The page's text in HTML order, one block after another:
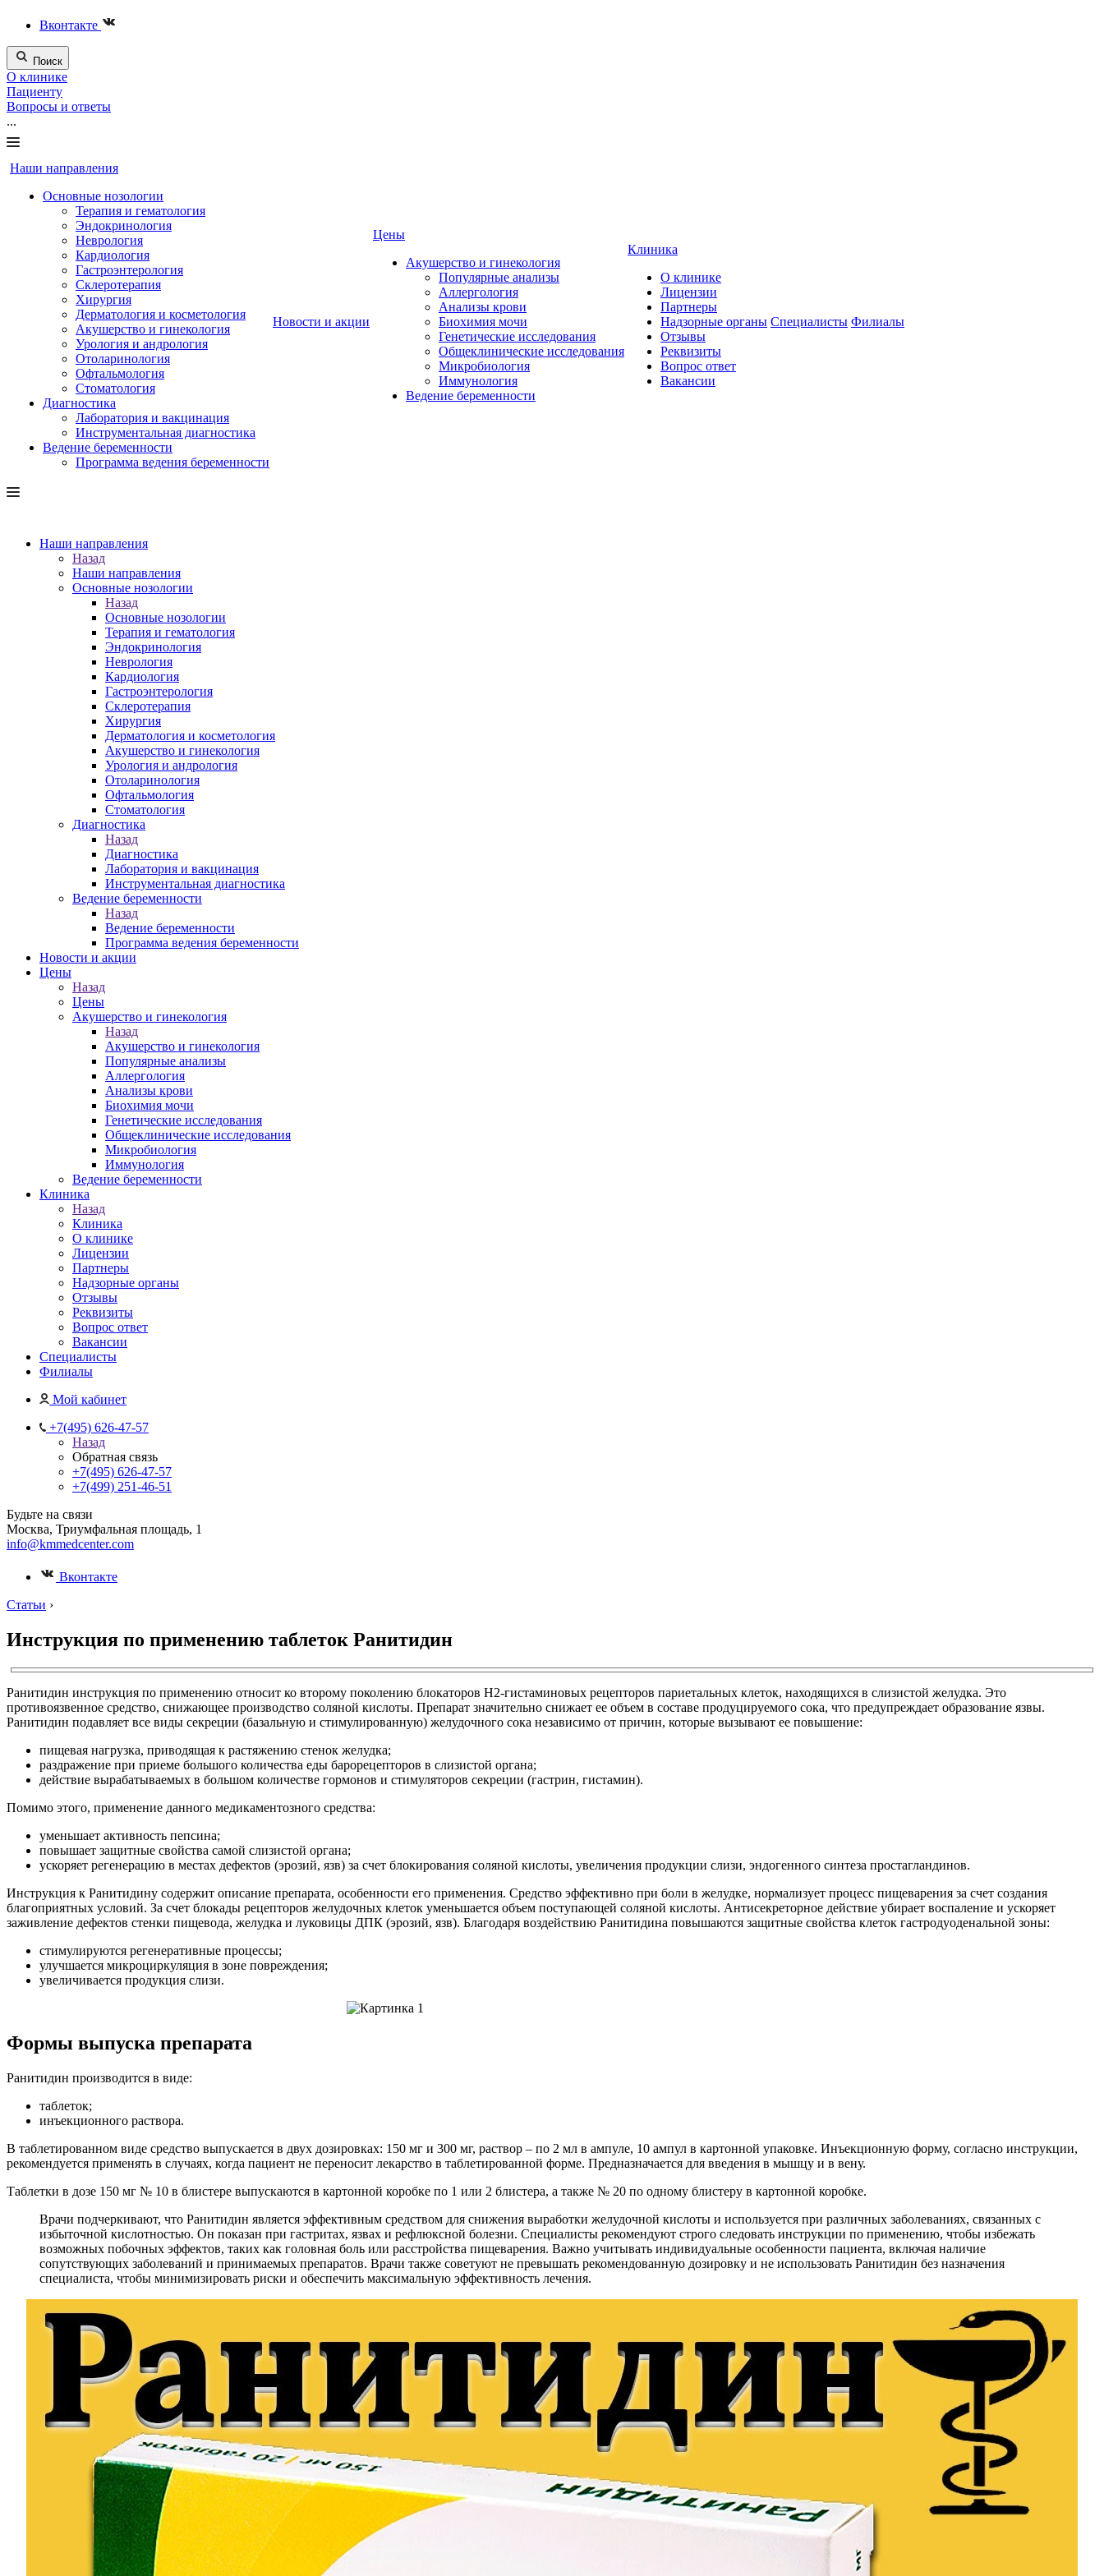
Вконтакте
Поиск
О клинике
Пациенту
Вопросы и ответы
...
Наши направления
Основные нозологии
Терапия и гематология
Эндокринология
Неврология
Кардиология
Гастроэнтерология
Склеротерапия
Хирургия
Дерматология и косметология
Акушерство и гинекология
Урология и андрология
Отоларинология
Офтальмология
Стоматология
Диагностика
Лаборатория и вакцинация
Инструментальная диагностика
Ведение беременности
Программа ведения беременности
Новости и акции
Цены
Акушерство и гинекология
Популярные анализы
Аллергология
Анализы крови
Биохимия мочи
Генетические исследования
Общеклинические исследования
Микробиология
Иммунология
Ведение беременности
Клиника
О клинике
Лицензии
Партнеры
Надзорные органы
Отзывы
Реквизиты
Вопрос ответ
Вакансии
Специалисты Филиалы
Наши направления
Назад
Наши направления
Основные нозологии
Назад
Основные нозологии
Терапия и гематология
Эндокринология
Неврология
Кардиология
Гастроэнтерология
Склеротерапия
Хирургия
Дерматология и косметология
Акушерство и гинекология
Урология и андрология
Отоларинология
Офтальмология
Стоматология
Диагностика
Назад
Диагностика
Лаборатория и вакцинация
Инструментальная диагностика
Ведение беременности
Назад
Ведение беременности
Программа ведения беременности
Новости и акции
Цены
Назад
Цены
Акушерство и гинекология
Назад
Акушерство и гинекология
Популярные анализы
Аллергология
Анализы крови
Биохимия мочи
Генетические исследования
Общеклинические исследования
Микробиология
Иммунология
Ведение беременности
Клиника
Назад
Клиника
О клинике
Лицензии
Партнеры
Надзорные органы
Отзывы
Реквизиты
Вопрос ответ
Вакансии
Специалисты
Филиалы
Мой кабинет
+7(495) 626-47-57
Назад
Обратная связь
+7(495) 626-47-57
+7(499) 251-46-51
Будьте на связи
Москва, Триумфальная площадь, 1
info@kmmedcenter.com
Вконтакте
Статьи ›
Инструкция по применению таблеток Ранитидин
Ранитидин инструкция по применению относит ко второму поколению блокаторов H2-гистаминовых рецепторов париетальных клеток, находящихся в слизистой желудка. Это
противоязвенное средство, снижающее производство соляной кислоты. Препарат значительно снижает ее объем в составе продуцируемого сока, что предупреждает образование язвы.
Ранитидин подавляет все виды секреции (базальную и стимулированную) желудочного сока независимо от причин, которые вызывают ее повышение:
пищевая нагрузка, приводящая к растяжению стенок желудка;
раздражение при приеме большого количества еды барорецепторов в слизистой органа;
действие вырабатываемых в большом количестве гормонов и стимуляторов секреции (гастрин, гистамин).
Помимо этого, применение данного медикаментозного средства:
уменьшает активность пепсина;
повышает защитные свойства самой слизистой органа;
ускоряет регенерацию в местах дефектов (эрозий, язв) за счет блокирования соляной кислоты, увеличения продукции слизи, эндогенного синтеза простагландинов.
Инструкция к Ранитидину содержит описание препарата, особенности его применения. Средство эффективно при боли в желудке, нормализует процесс пищеварения за счет создания
благоприятных условий. За счет блокады рецепторов желудочных клеток уменьшается объем поступающей соляной кислоты. Антисекреторное действие убирает воспаление и ускоряет
заживление дефектов стенки пищевода, желудка и луковицы ДПК (эрозий, язв). Благодаря воздействию Ранитидина повышаются защитные свойства клеток гастродуоденальной зоны:
стимулируются регенеративные процессы;
улучшается микроциркуляция в зоне повреждения;
увеличивается продукция слизи.
Формы выпуска препарата
Ранитидин производится в виде:
таблеток;
инъекционного раствора.
В таблетированном виде средство выпускается в двух дозировках: 150 мг и 300 мг, раствор – по 2 мл в ампуле, 10 ампул в картонной упаковке. Инъекционную форму, согласно инструкции,
рекомендуется применять в случаях, когда пациент не переносит лекарство в таблетированной форме. Предназначается для введения в мышцу и в вену.
Таблетки в дозе 150 мг № 10 в блистере выпускаются в картонной коробке по 1 или 2 блистера, а также № 20 по одному блистеру в картонной коробке.
Врачи подчеркивают, что Ранитидин является эффективным средством для снижения выработки желудочной кислоты и используется при различных заболеваниях, связанных с
избыточной кислотностью. Он показан при гастритах, язвах и рефлюксной болезни. Специалисты рекомендуют строго следовать инструкции по применению, чтобы избежать
возможных побочных эффектов, таких как головная боль или расстройства пищеварения. Важно учитывать индивидуальные особенности пациента, включая наличие
сопутствующих заболеваний и принимаемых препаратов. Врачи также советуют не превышать рекомендованную дозировку и не использовать Ранитидин без назначения
специалиста, чтобы минимизировать риски и обеспечить максимальную эффективность лечения.